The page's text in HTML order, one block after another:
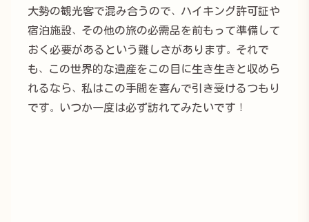
大勢の観光客で混み合うので、ハイキング許可証や
宿泊施設、その他の旅の必需品を前もって準備して
おく必要があるという難しさがあります。それで
も、この世界的な遺産をこの目に生き生きと収めら
れるなら、私はこの手間を喜んで引き受けるつもり
です。いつか一度は必ず訪れてみたいです！